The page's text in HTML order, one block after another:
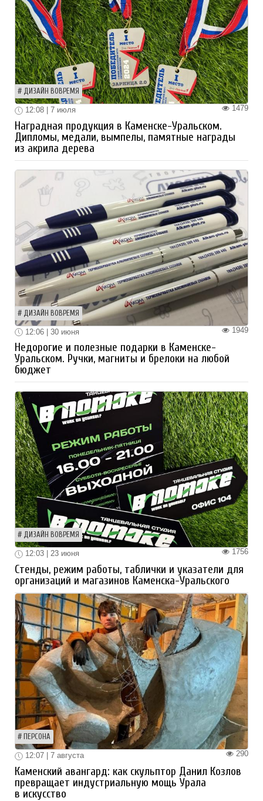
ДИЗАЙН ВОВРЕМЯ
1479
12:08 | 7 июля
Наградная продукция в Каменске-Уральском.
Дипломы, медали, вымпелы, памятные награды
из акрила дерева
ДИЗАЙН ВОВРЕМЯ
1949
12:06 | 30 июня
Недорогие и полезные подарки в Каменске-
Уральском. Ручки, магниты и брелоки на любой
бюджет
ДИЗАЙН ВОВРЕМЯ
1756
12:03 | 23 июня
Стенды, режим работы, таблички и указатели для
организаций и магазинов Каменска-Уральского
ПЕРСОНА
290
12:07 | 7 августа
Каменский авангард: как скульптор Данил Козлов
превращает индустриальную мощь Урала
в искусство